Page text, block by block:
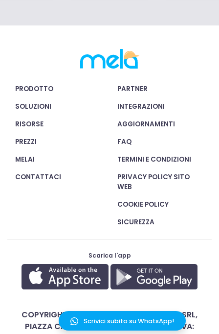
PRODOTTO
SOLUZIONI
RISORSE
PREZZI
MELAI
CONTATTACI
PARTNER
INTEGRAZIONI
AGGIORNAMENTI
FAQ
TERMINI E CONDIZIONI
PRIVACY POLICY SITO
WEB
COOKIE POLICY
SICUREZZA
Scarica l'app
COPYRIGHT © 2020 - 2026 MELA WORKS SRL,
PIAZZA CASTELLO 26, 20121 MILANO - P. IVA:
Scrivici subito su WhatsApp!